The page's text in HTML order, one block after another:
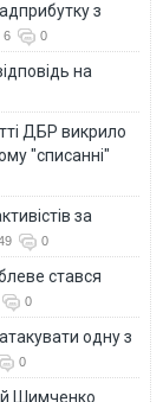
з
6 0
на
ДБР викрило
"списанні"
за
0
стався
0
одну з
0
Шимченко